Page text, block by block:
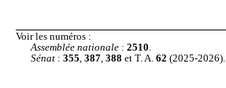
Voir les numéros :
Assemblée nationale : 2510.
Sénat : 355, 387, 388 et T. A. 62 (2025-2026).